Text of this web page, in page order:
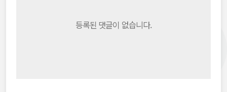
등록된 댓글이 없습니다.